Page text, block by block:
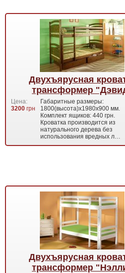
Двухъярусная
трансформер
Цена:
3200 грн
Габаритные размеры:
1800(высота)х1980х900 мм.
Комплект ящиков: 440 грн.
Кроватка производится из
натурального дерева без
использования вредных л…
Двухъярусная
трансформер